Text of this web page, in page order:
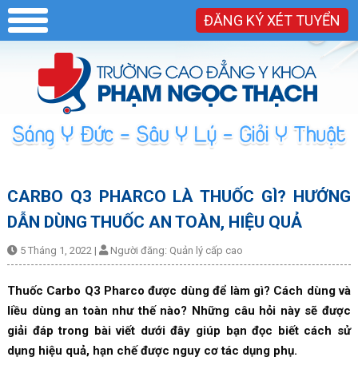
ĐĂNG KÝ XÉT TUYỂN
CARBO Q3 PHARCO LÀ THUỐC GÌ? HƯỚNG
DẪN DÙNG THUỐC AN TOÀN, HIỆU QUẢ
5 Tháng 1, 2022 | Người đăng: Quản lý cấp cao
Thuốc Carbo Q3 Pharco được dùng để làm gì? Cách dùng và
liều dùng an toàn như thế nào? Những câu hỏi này sẽ được
giải đáp trong bài viết dưới đây giúp bạn đọc biết cách sử
dụng hiệu quả, hạn chế được nguy cơ tác dụng phụ.